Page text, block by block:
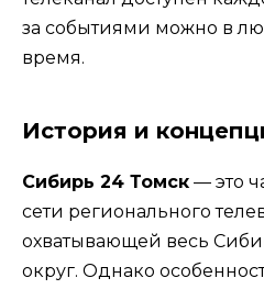
за событиями можно в
время.
История и
Сибирь 24 Томск — это
сети регионального
охватывающей весь
округ. Однако